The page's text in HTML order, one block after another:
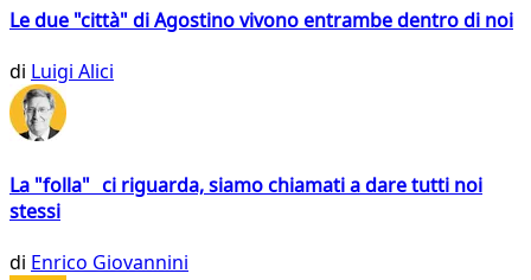
Le due "città" di Agostino vivono entrambe dentro di noi
di Luigi Alici
La "folla" ci riguarda, siamo chiamati a dare tutti noi
stessi
di Enrico Giovannini